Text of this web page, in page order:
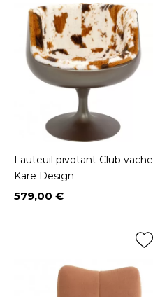
Fauteuil pivotant Club vache
Kare Design
Prix
579,00 €